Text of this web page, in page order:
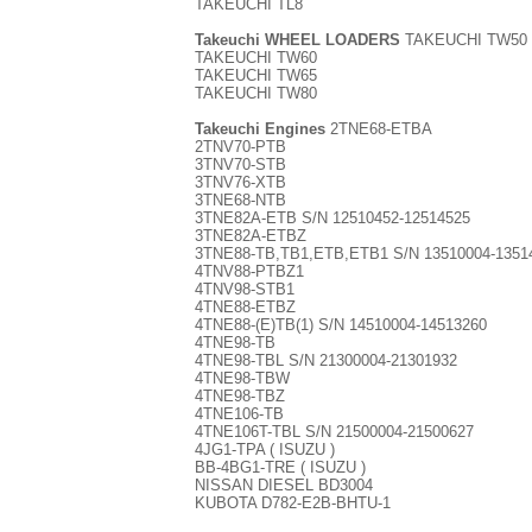
TAKEUCHI TL8
Takeuchi WHEEL LOADERS TAKEUCHI TW50
TAKEUCHI TW60
TAKEUCHI TW65
TAKEUCHI TW80
Takeuchi Engines 2TNE68-ETBA
2TNV70-PTB
3TNV70-STB
3TNV76-XTB
3TNE68-NTB
3TNE82A-ETB S/N 12510452-12514525
3TNE82A-ETBZ
3TNE88-TB,TB1,ETB,ETB1 S/N 13510004-
4TNV88-PTBZ1
4TNV98-STB1
4TNE88-ETBZ
4TNE88-(E)TB(1) S/N 14510004-14513260
4TNE98-TB
4TNE98-TBL S/N 21300004-21301932
4TNE98-TBW
4TNE98-TBZ
4TNE106-TB
4TNE106T-TBL S/N 21500004-21500627
4JG1-TPA ( ISUZU )
BB-4BG1-TRE ( ISUZU )
NISSAN DIESEL BD3004
KUBOTA D782-E2B-BHTU-1